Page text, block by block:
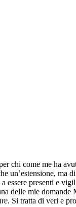
chi come me ha
un’estensione, ma
essere presenti e
delle mie domande
. Si tratta di veri e